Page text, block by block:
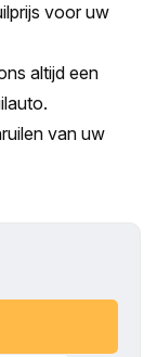
voor uw
altijd een
van uw